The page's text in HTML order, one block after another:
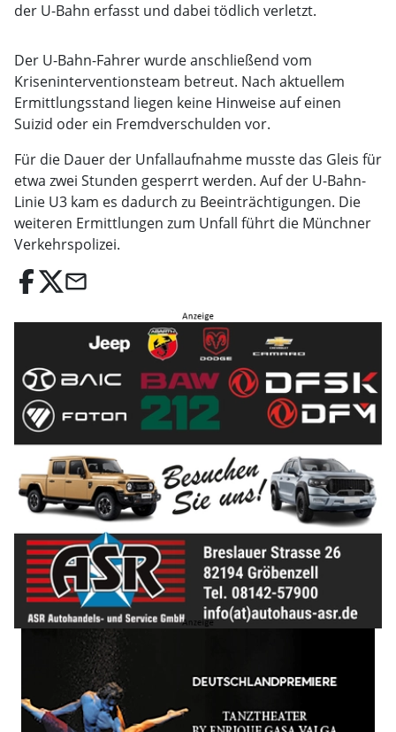
der U-Bahn erfasst und dabei tödlich verletzt.
Der U-Bahn-Fahrer wurde anschließend vom
Kriseninterventionsteam betreut. Nach aktuellem
Ermittlungsstand liegen keine Hinweise auf einen
Suizid oder ein Fremdverschulden vor.
Für die Dauer der Unfallaufnahme musste das Gleis für
etwa zwei Stunden gesperrt werden. Auf der U-Bahn-
Linie U3 kam es dadurch zu Beeinträchtigungen. Die
weiteren Ermittlungen zum Unfall führt die Münchner
Verkehrspolizei.
email